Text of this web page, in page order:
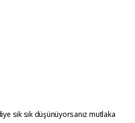
sık sık düşünüyorsanız mutlaka